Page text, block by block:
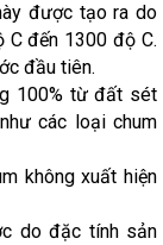
được tạo ra do
C đến 1300 độ C.
đầu tiên.
100% từ đất sét
các loại chum
không xuất hiện
do đặc tính sản